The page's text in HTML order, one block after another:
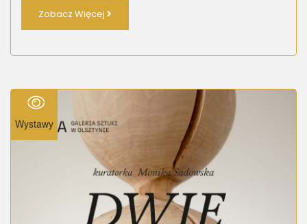
Zobacz Więcej
Wystawy